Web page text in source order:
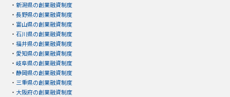
・ 新潟県の創業融資制度
・ 長野県の創業融資制度
・ 富山県の創業融資制度
・ 石川県の創業融資制度
・ 福井県の創業融資制度
・ 愛知県の創業融資制度
・ 岐阜県の創業融資制度
・ 静岡県の創業融資制度
・ 三重県の創業融資制度
・ 大阪府の創業融資制度